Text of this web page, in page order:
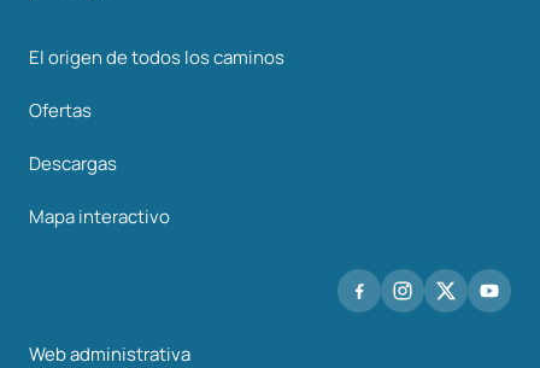
El origen de todos los caminos
Ofertas
Descargas
Mapa interactivo
Web administrativa